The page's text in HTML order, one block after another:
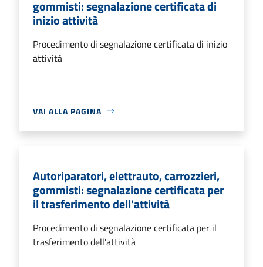
gommisti: segnalazione certificata di
inizio attività
Procedimento di segnalazione certificata di inizio
attività
VAI ALLA PAGINA
Autoriparatori, elettrauto, carrozzieri,
gommisti: segnalazione certificata per
il trasferimento dell'attività
Procedimento di segnalazione certificata per il
trasferimento dell'attività